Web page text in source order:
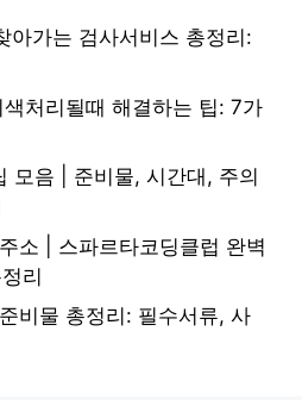
아가는 검사서비스 총정리:
처리될때 해결하는 팁: 7가
모음 | 준비물, 시간대, 주의
소 | 스파르타코딩클럽 완벽
리
비물 총정리: 필수서류, 사